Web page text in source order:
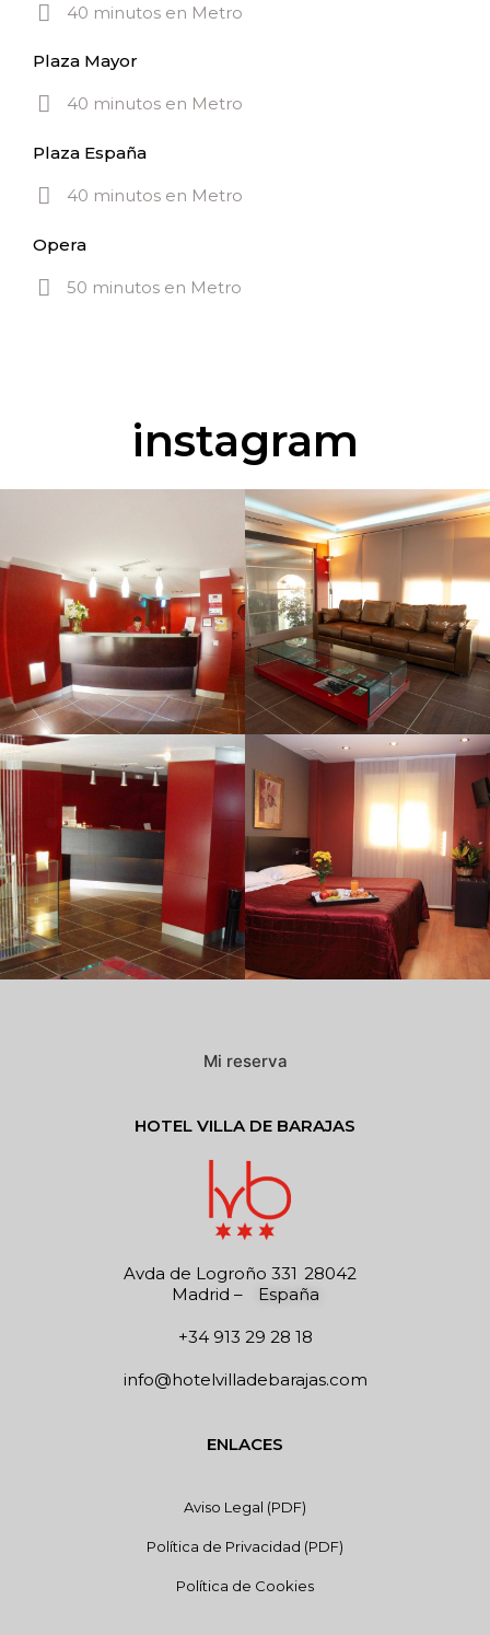
40 minutos en Metro
Plaza Mayor
40 minutos en Metro
Plaza España
40 minutos en Metro
Opera
50 minutos en Metro
instagram
Mi reserva
HOTEL VILLA DE BARAJAS
Avda de Logroño 331 28042
Madrid – España
+34 913 29 28 18
info@hotelvilladebarajas.com
ENLACES
Aviso Legal (PDF)
Política de Privacidad (PDF)
Política de Cookies